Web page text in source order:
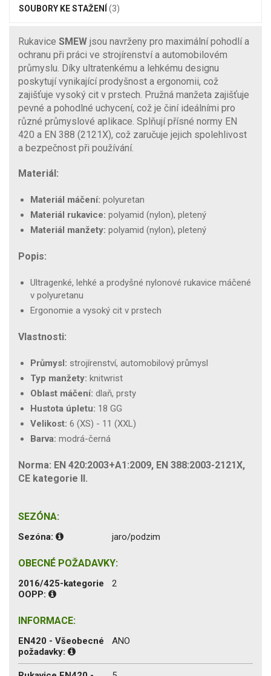
SOUBORY KE STAŽENÍ (3)
Rukavice SMEW jsou navrženy pro maximální pohodlí a
ochranu při práci ve strojírenství a automobilovém
průmyslu. Díky ultratenkému a lehkému designu
poskytují vynikající prodyšnost a ergonomii, což
zajišťuje vysoký cit v prstech. Pružná manžeta zajišťuje
pevné a pohodlné uchycení, což je činí ideálními pro
různé průmyslové aplikace. Splňují přísné normy EN
420 a EN 388 (2121X), což zaručuje jejich spolehlivost
a bezpečnost při používání.
Materiál:
Materiál máčení: polyuretan
Materiál rukavice: polyamid (nylon), pletený
Materiál manžety: polyamid (nylon), pletený
Popis:
Ultragenké, lehké a prodyšné nylonové rukavice máčené
v polyuretanu
Ergonomie a vysoký cit v prstech
Vlastnosti:
Průmysl: strojírenství, automobilový průmysl
Typ manžety: knitwrist
Oblast máčení: dlaň, prsty
Hustota úpletu: 18 GG
Velikost: 6 (XS) - 11 (XXL)
Barva: modrá-černá
Norma: EN 420:2003+A1:2009, EN 388:2003-2121X,
CE kategorie II.
SEZÓNA:
Sezóna: jaro/podzim
OBECNÉ POŽADAVKY:
2016/425-kategorie
OOPP:
2
INFORMACE:
EN420 - Všeobecné
požadavky:
ANO